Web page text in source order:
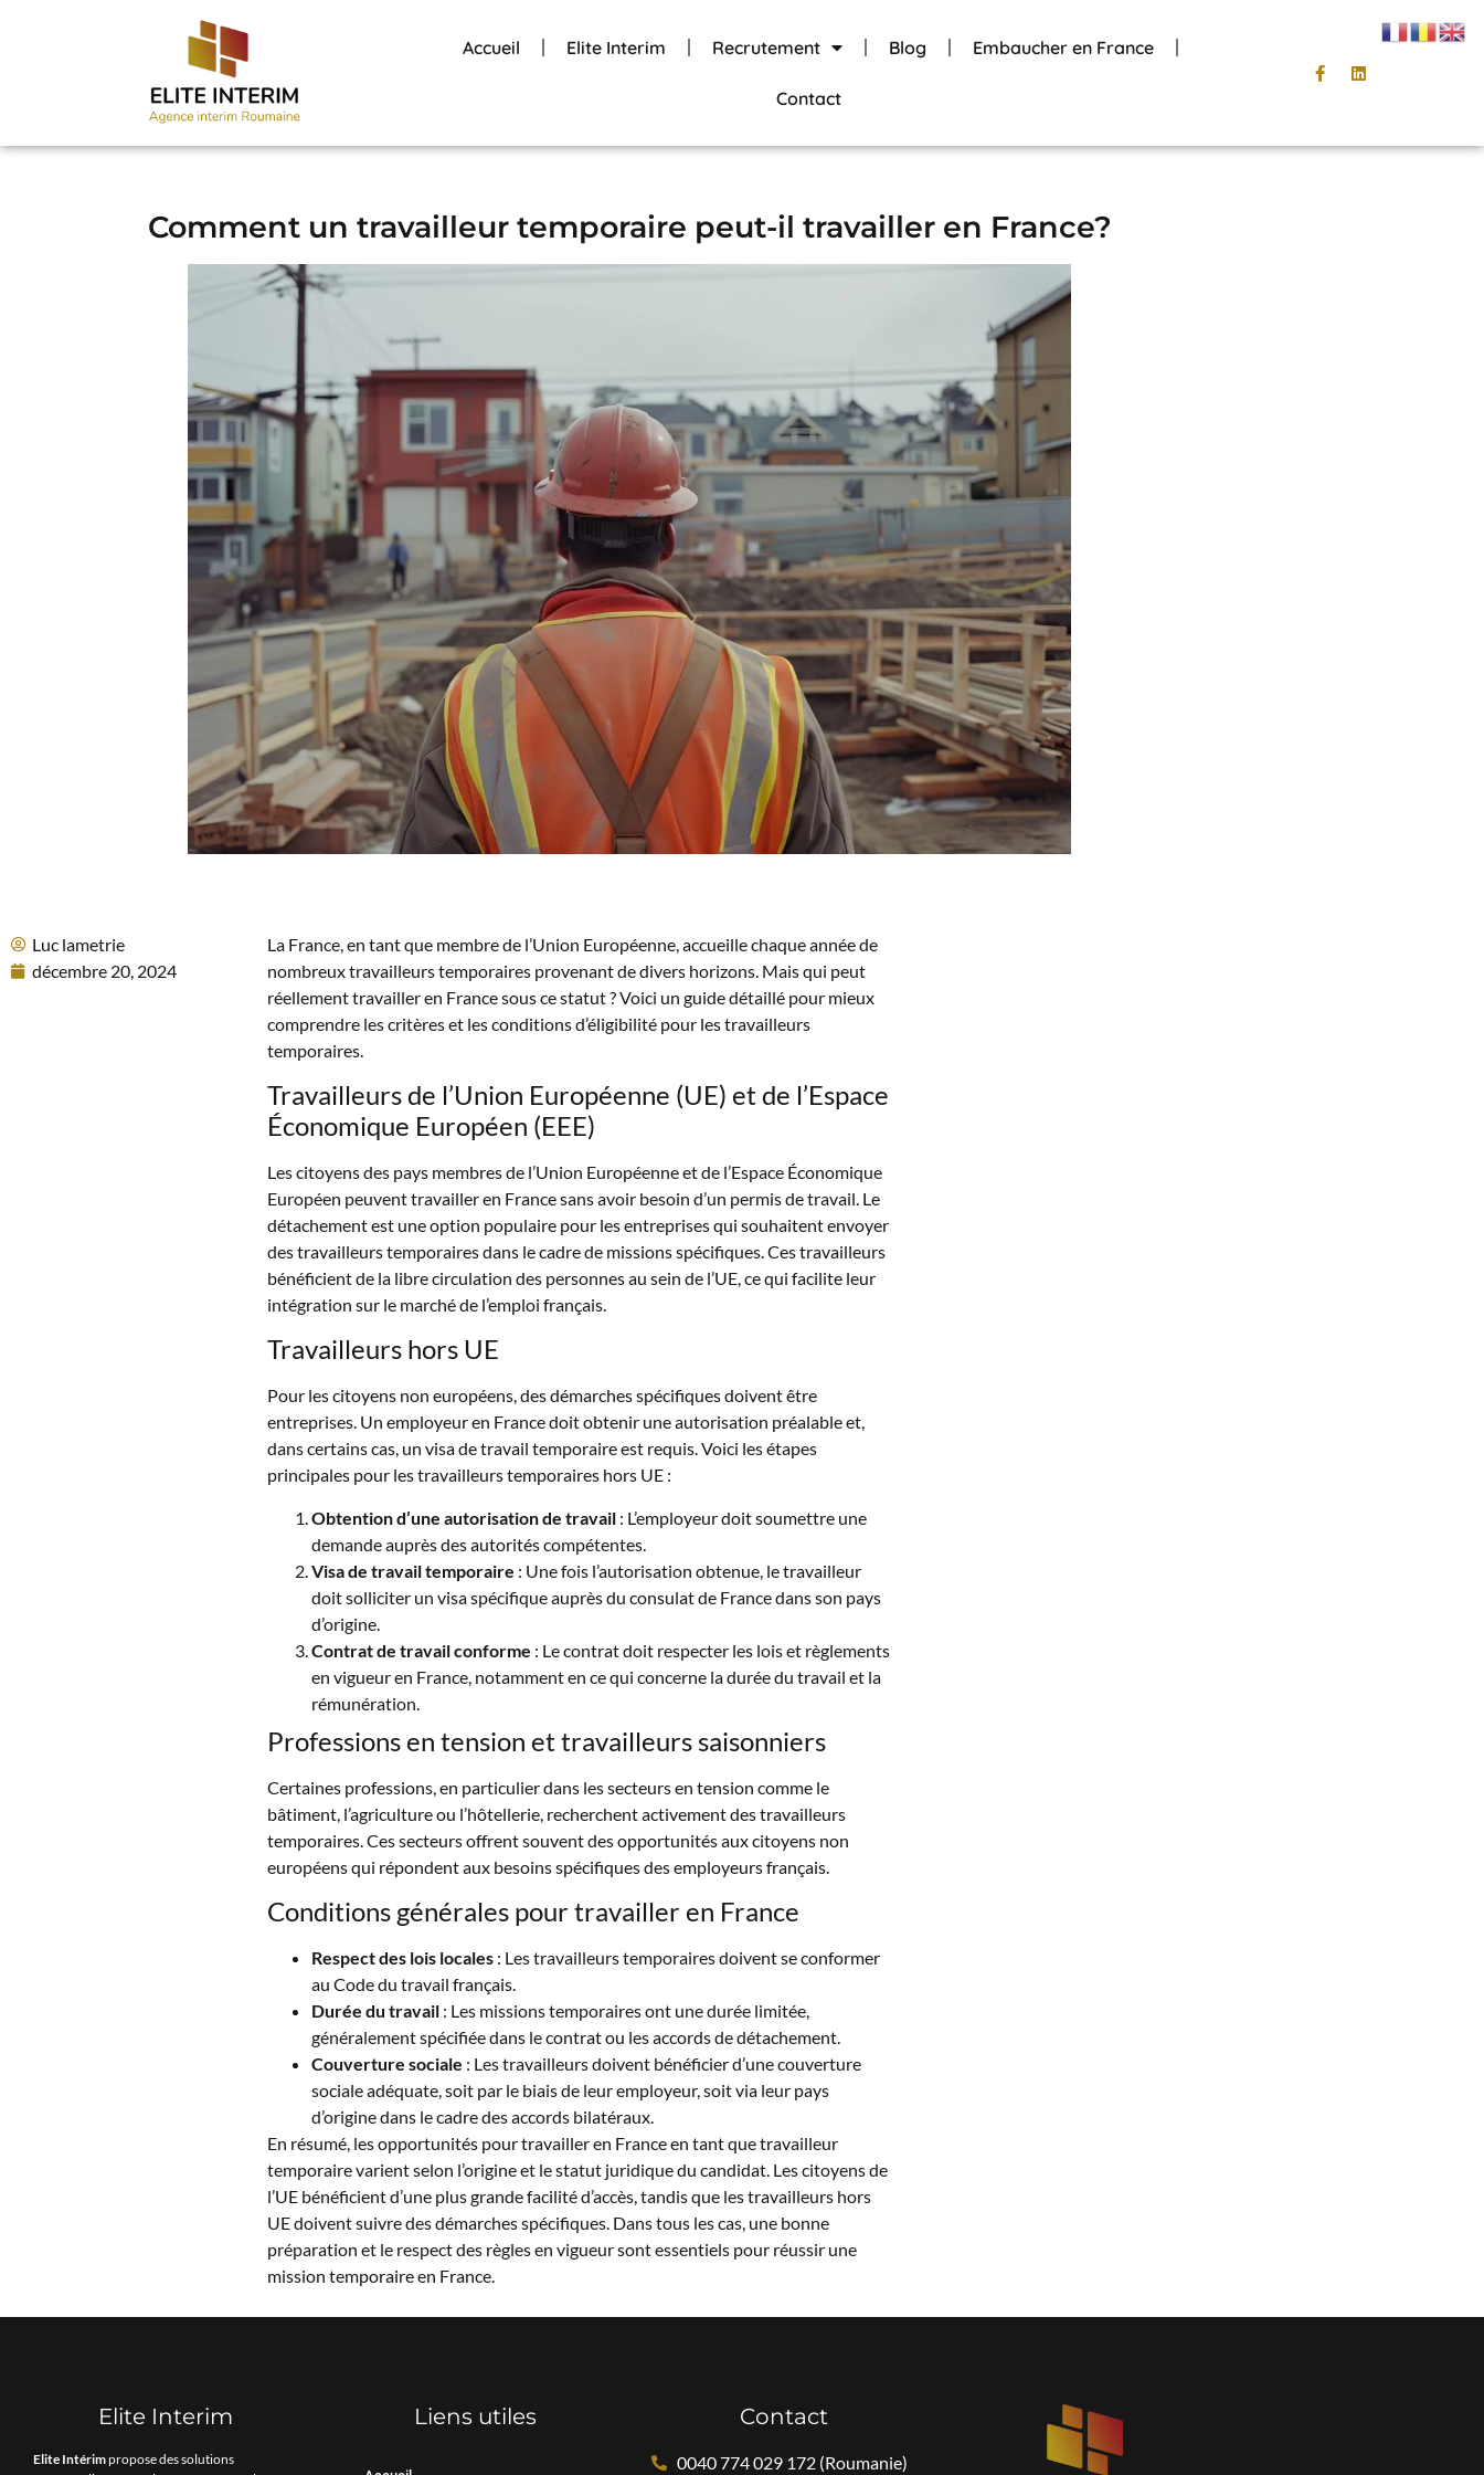
Accueil Elite Interim Recrutement Blog Embaucher en France
Contact
Comment un travailleur temporaire peut-il travailler en France?
Luc lametrie
décembre 20, 2024
La France, en tant que membre de l’Union Européenne, accueille chaque année de
nombreux travailleurs temporaires provenant de divers horizons. Mais qui peut
réellement travailler en France sous ce statut ? Voici un guide détaillé pour mieux
comprendre les critères et les conditions d’éligibilité pour les travailleurs
temporaires.
Travailleurs de l’Union Européenne (UE) et de l’Espace
Économique Européen (EEE)
Les citoyens des pays membres de l’Union Européenne et de l’Espace Économique
Européen peuvent travailler en France sans avoir besoin d’un permis de travail. Le
détachement est une option populaire pour les entreprises qui souhaitent envoyer
des travailleurs temporaires dans le cadre de missions spécifiques. Ces travailleurs
bénéficient de la libre circulation des personnes au sein de l’UE, ce qui facilite leur
intégration sur le marché de l’emploi français.
Travailleurs hors UE
Pour les citoyens non européens, des démarches spécifiques doivent être
entreprises. Un employeur en France doit obtenir une autorisation préalable et,
dans certains cas, un visa de travail temporaire est requis. Voici les étapes
principales pour les travailleurs temporaires hors UE :
Obtention d’une autorisation de travail: L’employeur doit soumettre une
demande auprès des autorités compétentes.
Visa de travail temporaire : Une fois l’autorisation obtenue, le travailleur
doit solliciter un visa spécifique auprès du consulat de France dans son pays
d’origine.
Contrat de travail conforme : Le contrat doit respecter les lois et règlements
en vigueur en France, notamment en ce qui concerne la durée du travail et la
rémunération.
Professions en tension et travailleurs saisonniers
Certaines professions, en particulier dans les secteurs en tension comme le
bâtiment, l’agriculture ou l’hôtellerie, recherchent activement des travailleurs
temporaires. Ces secteurs offrent souvent des opportunités aux citoyens non
européens qui répondent aux besoins spécifiques des employeurs français.
Conditions générales pour travailler en France
Respect des lois locales: Les travailleurs temporaires doivent se conformer
au Code du travail français.
Durée du travail: Les missions temporaires ont une durée limitée,
généralement spécifiée dans le contrat ou les accords de détachement.
Couverture sociale : Les travailleurs doivent bénéficier d’une couverture
sociale adéquate, soit par le biais de leur employeur, soit via leur pays
d’origine dans le cadre des accords bilatéraux.
En résumé, les opportunités pour travailler en France en tant que travailleur
temporaire varient selon l’origine et le statut juridique du candidat. Les citoyens de
l’UE bénéficient d’une plus grande facilité d’accès, tandis que les travailleurs hors
UE doivent suivre des démarches spécifiques. Dans tous les cas, une bonne
préparation et le respect des règles en vigueur sont essentiels pour réussir une
mission temporaire en France.
Elite Interim
Elite Intérimpropose des solutions
Liens utiles Contact
0040 774 029 172 (Roumanie)